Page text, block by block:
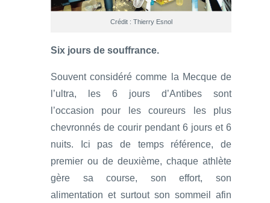
Crédit : Thierry Esnol
Six jours de souffrance.
Souvent considéré comme la Mecque de
l’ultra, les 6 jours d’Antibes sont
l’occasion pour les coureurs les plus
chevronnés de courir pendant 6 jours et 6
nuits. Ici pas de temps référence, de
premier ou de deuxième, chaque athlète
gère sa course, son effort, son
alimentation et surtout son sommeil afin